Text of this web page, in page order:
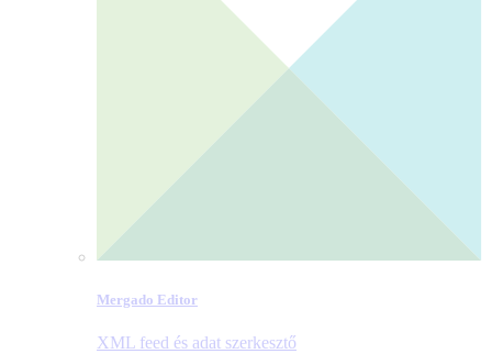
Mergado Editor
XML feed és adat szerkesztő